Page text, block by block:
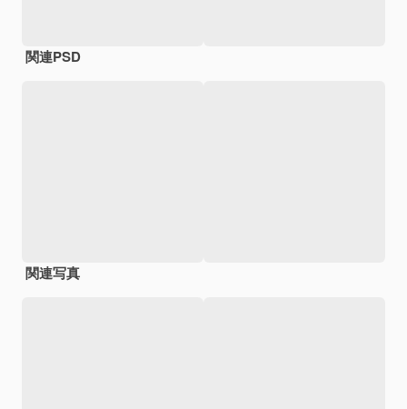
関連PSD
関連写真